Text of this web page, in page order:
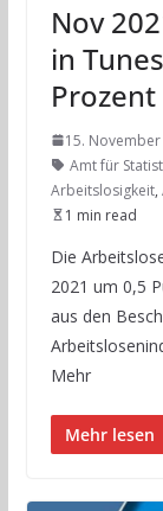
Nov
in
Prozent
15. November
Amt für
Arbeitslosigkeit,
1 min read
Die
2021 um 0,5
aus den
Mehr
Mehr lesen